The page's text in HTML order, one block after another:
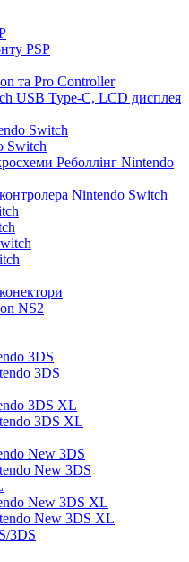
PSP
та Pro Controller
USB Type-C, LCD дисплея
Switch
Switch
Реболлінг Nintendo
Nintendo Switch
NS2
3DS
3DS
3DS XL
3DS XL
New 3DS
New 3DS
New 3DS XL
New 3DS XL
3DS